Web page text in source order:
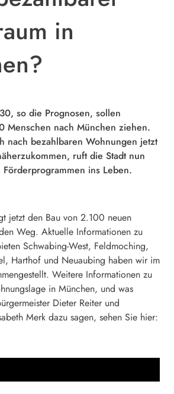
in
so die Prognosen, sollen
Menschen nach München ziehen.
nach bezahlbaren Wohnungen jetzt
ruft die Stadt nun
ins Leben.
jetzt den Bau von 2.100 neuen
Weg. Aktuelle Informationen zu
Schwabing-West, Feldmoching,
Harthof und Neuaubing haben wir im
Weitere Informationen zu
in München, und was
Dieter Reiter und
Merk dazu sagen, sehen Sie hier: